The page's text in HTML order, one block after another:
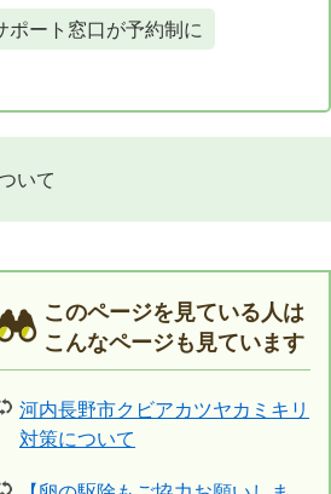
ポート窓口が予約制に
いて
このページを見ている人は
こんなページも見ています
河内長野市クビアカツヤカミキリ
対策について